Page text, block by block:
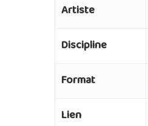
Artiste
Discipline
Format
Lien